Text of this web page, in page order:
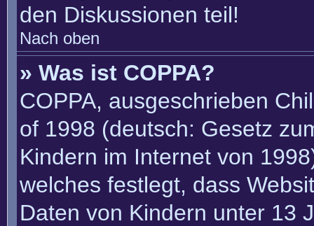
den Diskussionen teil!
Nach oben
» Was ist COPPA?
COPPA, ausgeschrieben
of 1998 (deutsch: Gesetz
Kindern im Internet von
welches festlegt, dass
Daten von Kindern unter 13